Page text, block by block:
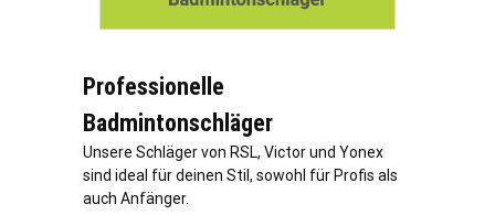
Professionelle
Badmintonschläger
Unsere Schläger von RSL, Victor und Yonex
sind ideal für deinen Stil, sowohl für Profis als
auch Anfänger.